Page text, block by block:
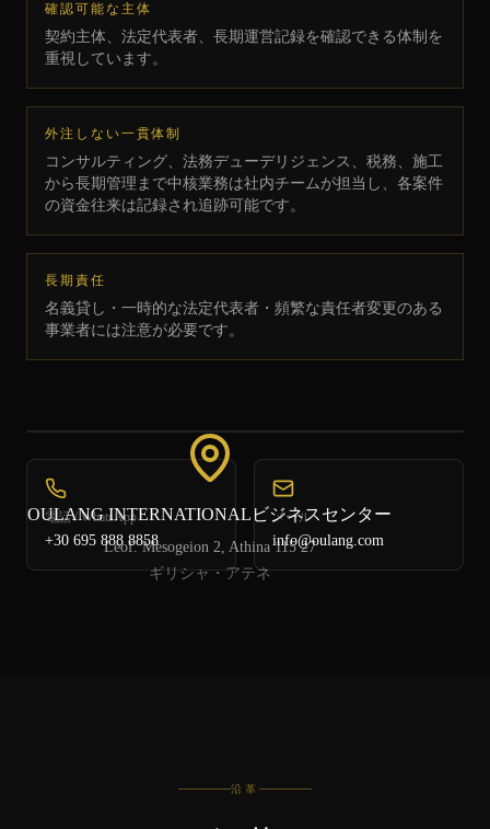
確認可能な主体
契約主体、法定代表者、長期運営記録を確認できる体制を
重視しています。
外注しない一貫体制
コンサルティング、法務デューデリジェンス、税務、施工
から長期管理まで中核業務は社内チームが担当し、各案件
の資金往来は記録され追跡可能です。
長期責任
名義貸し・一時的な法定代表者・頻繁な責任者変更のある
事業者には注意が必要です。
OULANG INTERNATIONALビジネスセンター
Leof. Mesogeion 2, Athina 115 27
ギリシャ・アテネ
電話 / WhatsApp
+30 695 888 8858
メール
info@oulang.com
沿革